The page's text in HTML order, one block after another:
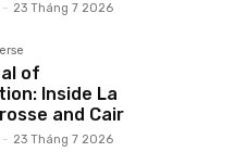
- 23 Tháng 7 2026
of
Inside La
and Cair
- 23 Tháng 7 2026